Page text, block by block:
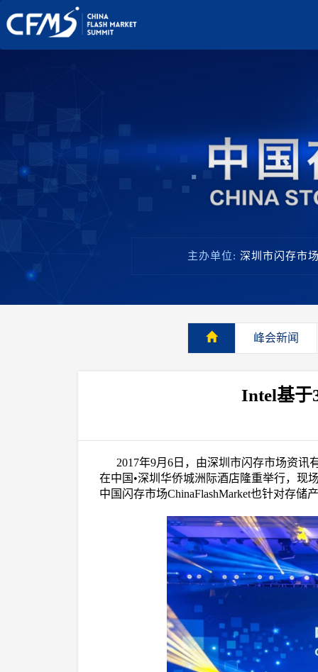
主办单位: 深圳市闪存市
峰会新闻
Intel基于
2017年9月6日，由深圳市闪存市场资讯
在中国•深圳华侨城洲际酒店隆重举行，现
中国闪存市场ChinaFlashMarket也针对存储